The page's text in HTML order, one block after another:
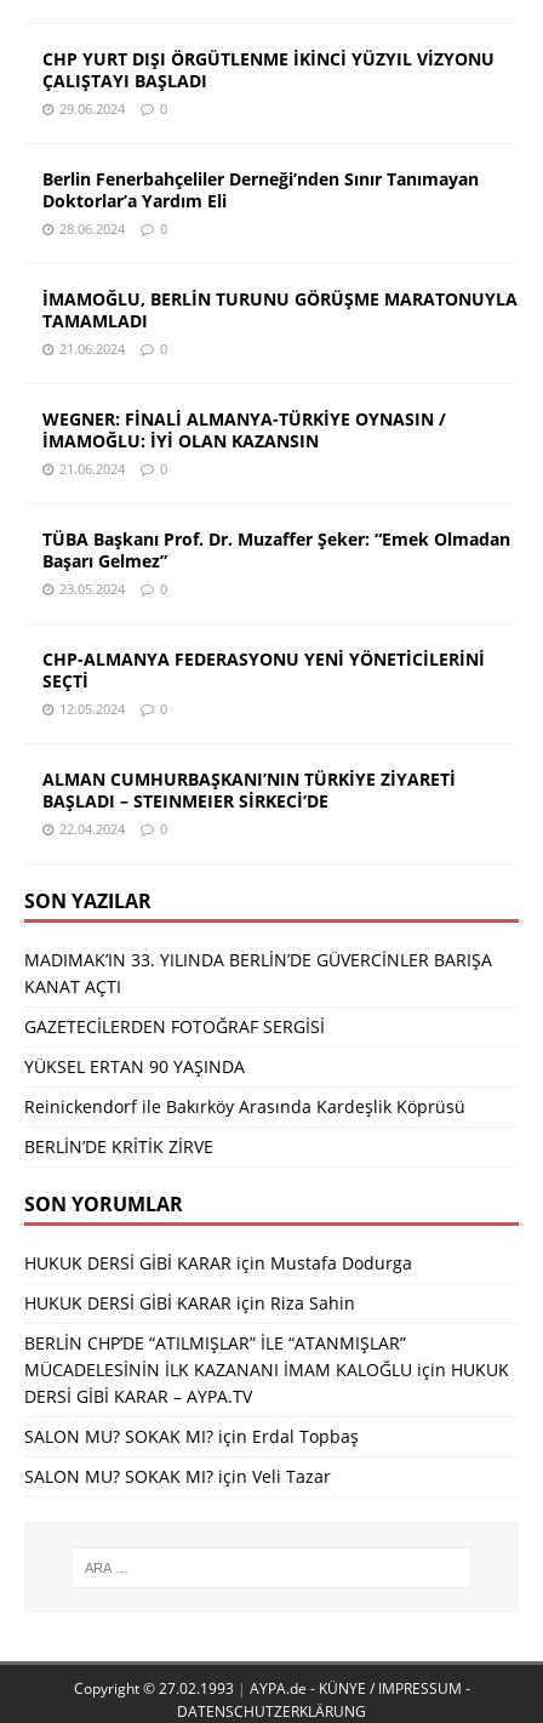
CHP YURT DIŞI ÖRGÜTLENME İKİNCİ YÜZYIL VİZYONU
ÇALIŞTAYI BAŞLADI
29.06.2024 0
Berlin Fenerbahçeliler Derneği’nden Sınır Tanımayan
Doktorlar’a Yardım Eli
28.06.2024 0
İMAMOĞLU, BERLİN TURUNU GÖRÜŞME MARATONUYLA
TAMAMLADI
21.06.2024 0
WEGNER: FİNALİ ALMANYA-TÜRKİYE OYNASIN /
İMAMOĞLU: İYİ OLAN KAZANSIN
21.06.2024 0
TÜBA Başkanı Prof. Dr. Muzaffer Şeker: “Emek Olmadan
Başarı Gelmez”
23.05.2024 0
CHP-ALMANYA FEDERASYONU YENİ YÖNETİCİLERİNİ
SEÇTİ
12.05.2024 0
ALMAN CUMHURBAŞKANI’NIN TÜRKİYE ZİYARETİ
BAŞLADI – STEINMEIER SİRKECİ’DE
22.04.2024 0
SON YAZILAR
MADIMAK’IN 33. YILINDA BERLİN’DE GÜVERCİNLER BARIŞA
KANAT AÇTI
GAZETECİLERDEN FOTOĞRAF SERGİSİ
YÜKSEL ERTAN 90 YAŞINDA
Reinickendorf ile Bakırköy Arasında Kardeşlik Köprüsü
BERLİN’DE KRİTİK ZİRVE
SON YORUMLAR
HUKUK DERSİ GİBİ KARAR için Mustafa Dodurga
HUKUK DERSİ GİBİ KARAR için Riza Sahin
BERLİN CHP’DE “ATILMIŞLAR” İLE “ATANMIŞLAR”
MÜCADELESİNİN İLK KAZANANI İMAM KALOĞLU için HUKUK
DERSİ GİBİ KARAR – AYPA.TV
SALON MU? SOKAK MI? için Erdal Topbaş
SALON MU? SOKAK MI? için Veli Tazar
Copyright © 27.02.1993 | AYPA.de - KÜNYE / IMPRESSUM -
DATENSCHUTZERKLÄRUNG